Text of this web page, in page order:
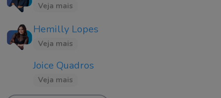
Veja mais
Hemilly Lopes
Veja mais
Joice Quadros
Veja mais